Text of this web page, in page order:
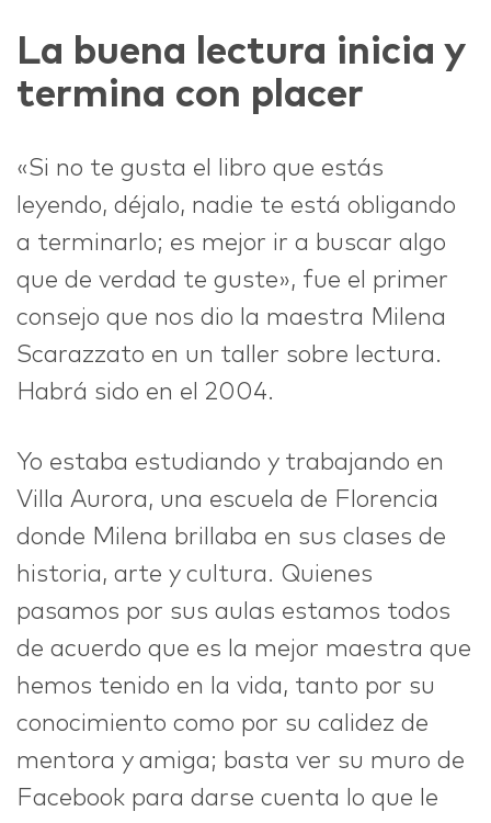
La buena lectura inicia y
termina con placer
«Si no te gusta el libro que estás
leyendo, déjalo, nadie te está obligando
a terminarlo; es mejor ir a buscar algo
que de verdad te guste», fue el primer
consejo que nos dio la maestra Milena
Scarazzato en un taller sobre lectura.
Habrá sido en el 2004.
Yo estaba estudiando y trabajando en
Villa Aurora, una escuela de Florencia
donde Milena brillaba en sus clases de
historia, arte y cultura. Quienes
pasamos por sus aulas estamos todos
de acuerdo que es la mejor maestra que
hemos tenido en la vida, tanto por su
conocimiento como por su calidez de
mentora y amiga; basta ver su muro de
Facebook para darse cuenta lo que le
ABOUT
CONTACT
hi@nett.mx